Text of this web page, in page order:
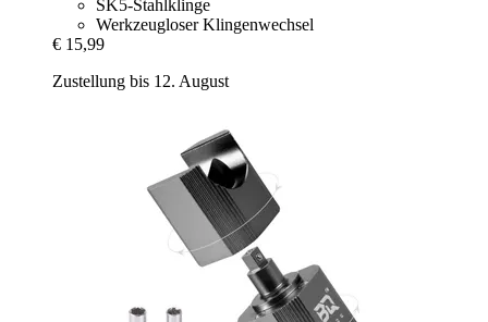
SK5-Stahlklinge
Werkzeugloser Klingenwechsel
€ 15,99
Zustellung bis 12. August